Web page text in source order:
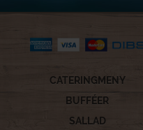
CATERINGMENY
BUFFÉER
SALLAD